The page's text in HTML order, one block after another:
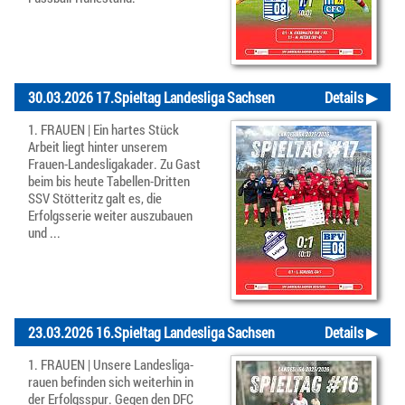
Details ▶
30.03.2026 17.Spieltag Landesliga Sachsen
1. FRAUEN | Ein hartes Stück
Arbeit liegt hinter unserem
Frauen-Landesligakader. Zu Gast
beim bis heute Tabellen-Dritten
SSV Stötteritz galt es, die
Erfolgsserie weiter auszubauen
und ...
Details ▶
23.03.2026 16.Spieltag Landesliga Sachsen
1. FRAUEN | Unsere Landesliga-
rauen befinden sich weiterhin in
der Erfolgsspur. Gegen den DFC